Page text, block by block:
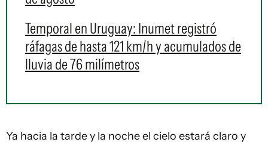
Temporal en Uruguay: Inumet registró
ráfagas de hasta 121 km/h y acumulados de
lluvia de 76 milímetros
Ya hacia la tarde y la noche el cielo estará claro y